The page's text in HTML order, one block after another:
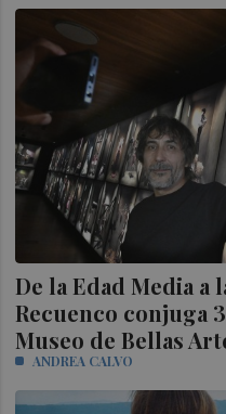
De la Edad Media a
Recuenco conjuga
Museo de Bellas
ANDREA CALVO